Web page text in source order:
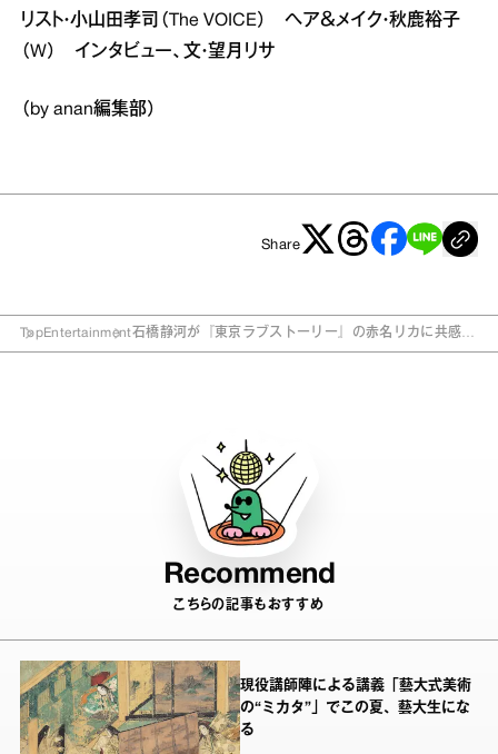
リスト・小山田孝司（The VOICE） ヘア＆メイク・秋鹿裕子
（W） インタビュー、文・望月リサ
（by anan編集部）
Share
TopEntertainment石橋静河が『東京ラブストーリー』の赤名リカに共感す
Recommend
こちらの記事もおすすめ
現役講師陣による講義「藝大式美術
の“ミカタ”」でこの夏、藝大生にな
る